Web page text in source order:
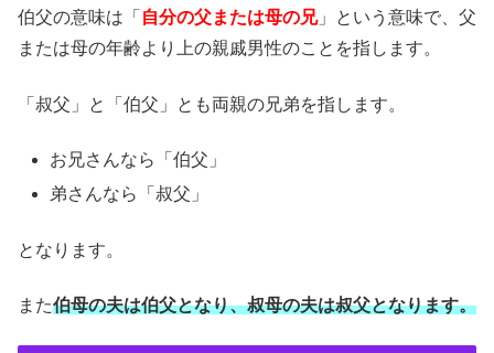
伯父の意味は「 自分の父または母の兄」という意味で、父
または母の年齢より上の親戚男性のことを指します。
「叔父」と「伯父」とも両親の兄弟を指します。
お兄さんなら「伯父」
弟さんなら「叔父」
となります。
また伯母の夫は伯父となり、叔母の夫は叔父となります。